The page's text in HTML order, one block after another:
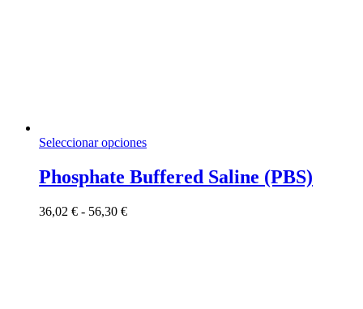
Seleccionar opcionesEste
tiene
múltiples
Phosphate Buffered Saline (PBS)
36,02 € - 56,30 €Rango